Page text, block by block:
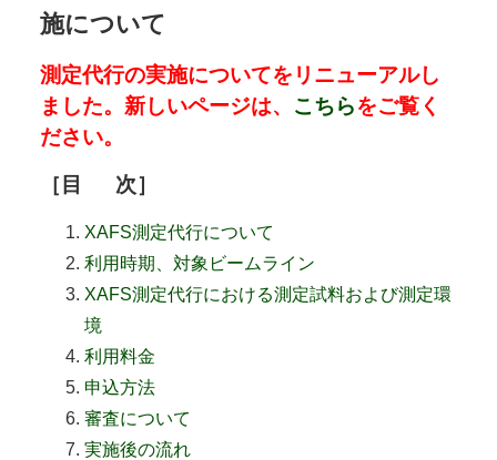
施について
測定代行の実施についてをリニューアルし
ました。新しいページは、
こちらをご覧く
ださい。
［ 目 次］
XAFS測定代行について
利用時期、対象ビームライン
XAFS測定代行における測定試料および測定環
境
利用料金
申込方法
審査について
実施後の流れ